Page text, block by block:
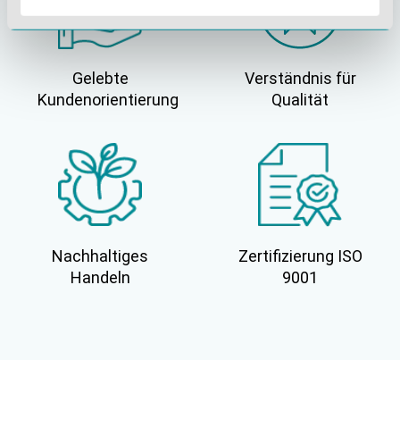
Gelebte
Kundenorientierung
Verständnis für
Qualität
Nachhaltiges
Handeln
Zertifizierung ISO
9001